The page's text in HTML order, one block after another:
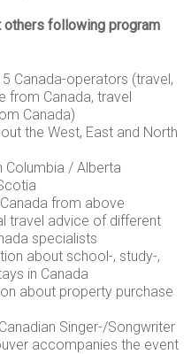
others following program
Canada-operators (travel,
from Canada, travel
Canada)
the West, East and North
Columbia / Alberta
from above
travel advice of different
specialists
about school-, study-,
in Canada
about property purchase
Singer-/Songwriter
accompanies the event